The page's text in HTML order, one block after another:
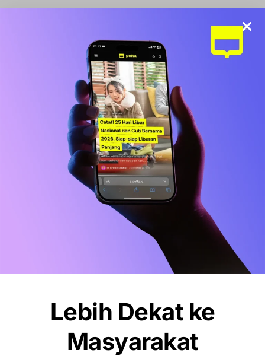
Sports Station Gelar Diskon Beli 1 Gratis
1, Ini Syarat dan Cara Klaimnya
OLAHRAGA
Debut Manis Mitchell Baker, Hattrick
Bawa Indonesia Gulung Kamboja 5-1
NEWS
Pemkot Makassar Tunda Sanksi
Pemilahan Sampah, Pilih Cara Ini Dulu
Lebih Dekat ke
Masyarakat